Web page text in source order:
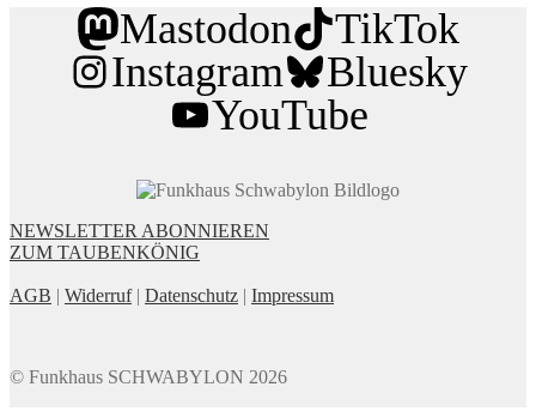
Mastodon
TikTok
Instagram
Bluesky
YouTube
NEWSLETTER ABONNIEREN
ZUM TAUBENKÖNIG
AGB | Widerruf| Datenschutz | Impressum
© Funkhaus SCHWABYLON 2026